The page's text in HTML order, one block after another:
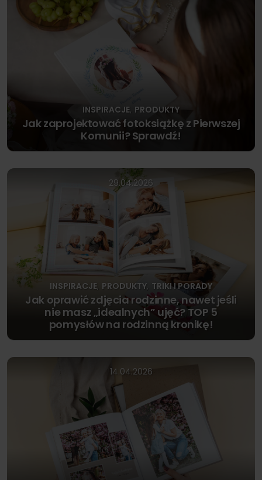
INSPIRACJE, PRODUKTY
Jak zaprojektować fotoksiążkę z Pierwszej
Komunii? Sprawdź!
29.04.2026
INSPIRACJE, PRODUKTY TRIKI I PORADY
Jak oprawić zdjęcia rodzinne, nawet jeśli
nie masz „idealnych” ujęć? TOP 5
pomysłów na rodzinną kronikę!
14.04.2026